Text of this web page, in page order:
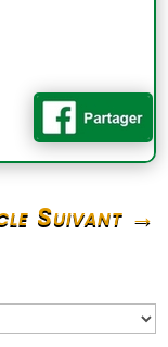
Suivant→